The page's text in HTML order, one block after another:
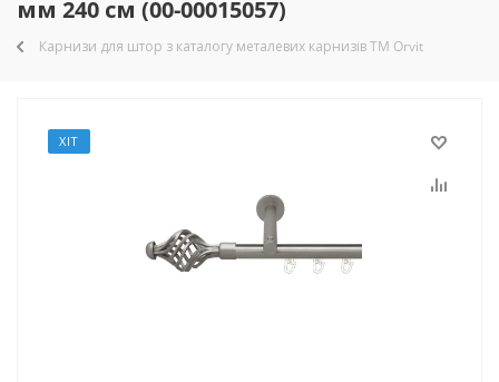
мм 240 см (00-00015057)
Карнизи для штор з каталогу металевих карнизів TM Orvit
ХІТ